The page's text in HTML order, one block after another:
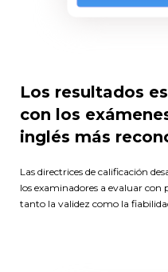
Los resultados
con los
inglés más
Las directrices de calificación
los examinadores a evaluar con
tanto la validez como la